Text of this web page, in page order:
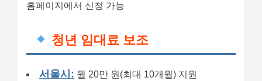
홈페이지에서 신청 가능
청년 임대료 보조
서울시: 월 20만 원(최대 10개월) 지원